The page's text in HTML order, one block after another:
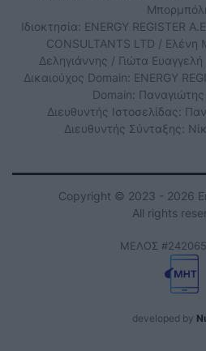
Ιδιοκτησία: ENERGY REGISTER
CONSULTANTS LTD / Ελένη
Δεληγιάννης / Γιώτα
Δικαιούχος Domain: ENERGY
Domain:
Διευθυντής Ιστοσελίδας:
Διευθυντής Σύνταξης:
Copyright © 2023 - 2026
All rights
ΜΕΛΟΣ
developed by